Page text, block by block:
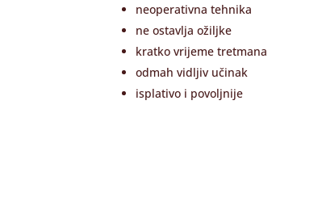
neoperativna tehnika
ne ostavlja ožiljke
kratko vrijeme tretmana
odmah vidljiv učinak
isplativo i povoljnije